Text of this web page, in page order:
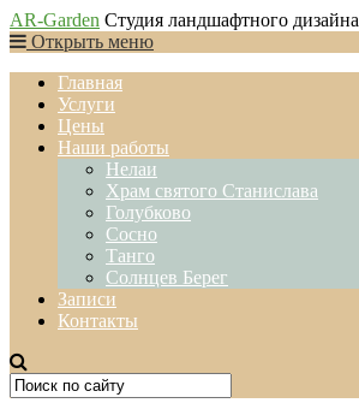
AR-Garden Студия ландшафтного дизайна
Открыть меню
Главная
Услуги
Цены
Наши работы
Нелаи
Храм святого Станислава
Голубково
Сосно
Танго
Солнцев Берег
Записи
Контакты